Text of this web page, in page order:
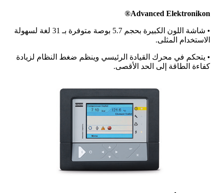
Advanced Elektronikon®
• شاشة اللون الكبيرة بحجم 5.7 بوصة متوفرة بـ 31 لغة لسهولة
الاستخدام المثلى.
• يتحكم في محرك القيادة الرئيسي وينظم ضغط النظام لزيادة
كفاءة الطاقة إلى الحد الأقصى.